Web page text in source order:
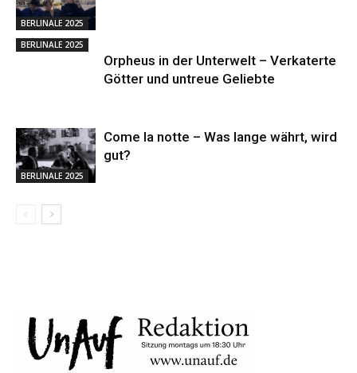
BERLINALE 2025
BERLINALE 2025
Orpheus in der Unterwelt – Verkaterte
Götter und untreue Geliebte
BERLINALE 2025
Come la notte – Was lange währt, wird
gut?